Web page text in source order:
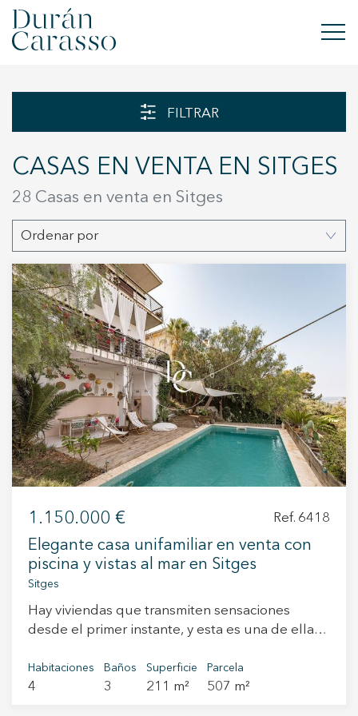
OBRA NUEVA
INVERSIONES
GRUPO DC
CONTACTO
+34 935 178 067
ES
FILTRAR
CASAS EN VENTA EN SITGES
28 Casas en venta en Sitges
Ordenar por
1.150.000 € Ref. 6418
Elegante casa unifamiliar en venta con
piscina y vistas al mar en Sitges
Sitges
Hay viviendas que transmiten sensaciones
desde el primer instante, y esta es una de ellas.
con mucho carácter, ubicada en una tranquila
zona residencial de Sitges, donde la luz natural,
Habitaciones
4
Baños
3
Superficie
211 m²
Parcela
507 m²